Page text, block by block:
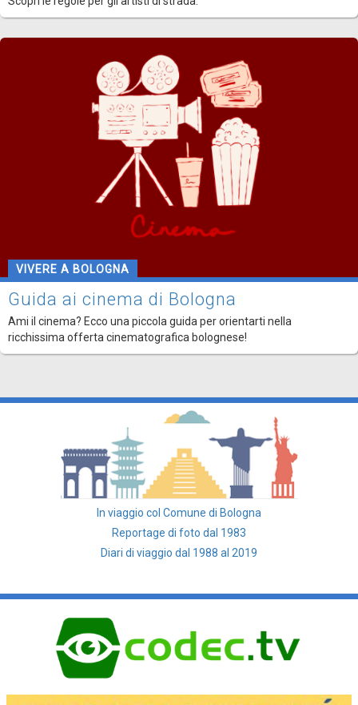
VIVERE A BOLOGNA
Guida ai cinema di Bologna
Ami il cinema? Ecco una piccola guida per orientarti nella
ricchissima offerta cinematografica bolognese!
In viaggio col Comune di Bologna
Reportage di foto dal 1983
Diari di viaggio dal 1988 al 2019